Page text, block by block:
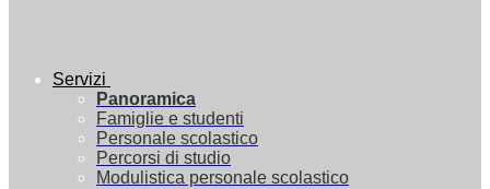
Servizi
Panoramica
Famiglie e studenti
Personale scolastico
Percorsi di studio
Modulistica personale scolastico